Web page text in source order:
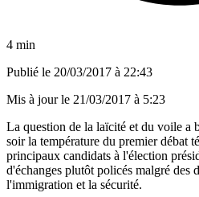
4 min
Publié le 20/03/2017 à 22:43
Mis à jour le 21/03/2017 à 5:23
La question de la laïcité et du voile a
soir la température du premier débat
principaux candidats à l'élection
d'échanges plutôt policés malgré des
l'immigration et la sécurité.